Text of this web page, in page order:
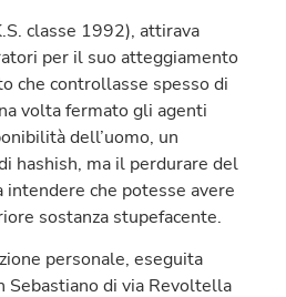
classe 1992), attirava
per il suo atteggiamento
che controllasse spesso di
volta fermato gli agenti
dell’uomo, un
hashish, ma il perdurare del
intendere che potesse avere
sostanza stupefacente.
personale, eseguita
Sebastiano di via Revoltella